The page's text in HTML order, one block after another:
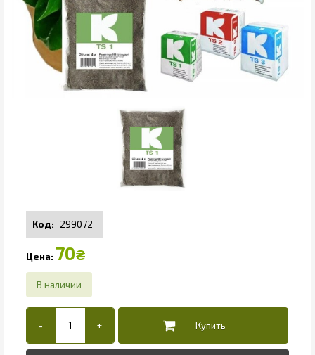
299072
70₴